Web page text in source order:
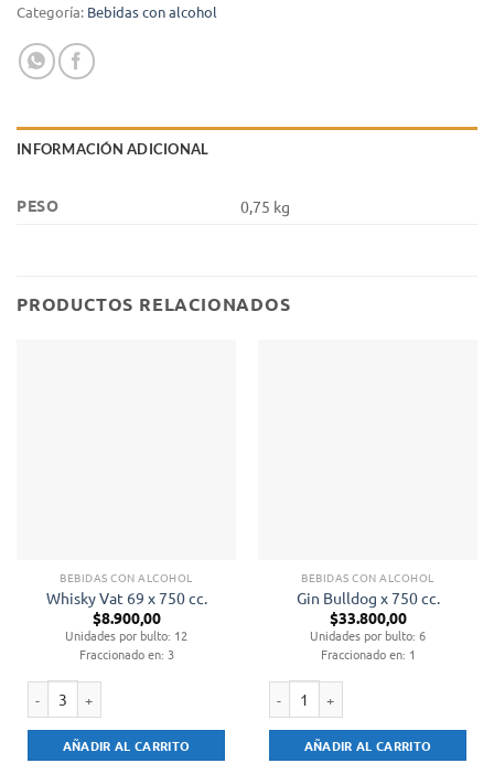
Categoría: Bebidas con alcohol
INFORMACIÓN ADICIONAL
PESO 0,75 kg
PRODUCTOS RELACIONADOS
BEBIDAS CON ALCOHOL
Whisky Vat 69 x 750 cc.
$8.900,00
Unidades por bulto: 12
Fraccionado en: 3
AÑADIR AL CARRITO
BEBIDAS CON ALCOHOL
Gin Bulldog x 750 cc.
$33.800,00
Unidades por bulto: 6
Fraccionado en: 1
AÑADIR AL CARRITO